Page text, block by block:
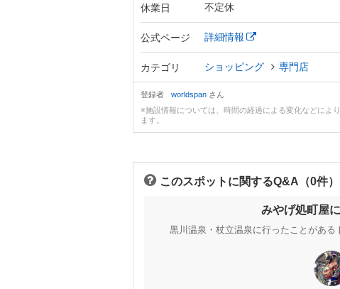
休業日 不定休
公式ページ 詳細情報
カテゴリ ショッピング 専門店
登録者 worldspan さん
※施設情報については、時間の経過による変化などによ
ます。
このスポットに関するQ&A（0件）
みやげ処町屋
黒川温泉・杖立温泉に行ったことがある